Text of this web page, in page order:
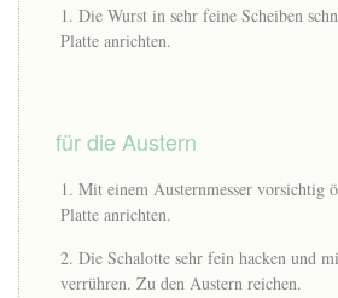
Die Wurst in sehr feine Scheiben
Platte anrichten.
für die Austern
Mit einem Austernmesser vorsichtig
Platte anrichten.
Die Schalotte sehr fein hacken und
verrühren. Zu den Austern reichen.